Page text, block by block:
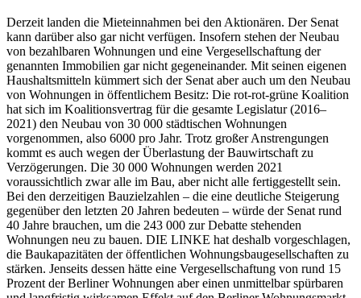
Derzeit landen die Mieteinnahmen bei den Aktionären. Der Senat
kann darüber also gar nicht verfügen. Insofern stehen der Neubau
von bezahlbaren Wohnungen und eine Vergesellschaftung der
genannten Immobilien gar nicht gegeneinander. Mit seinen eigenen
Haushaltsmitteln kümmert sich der Senat aber auch um den Neubau
von Wohnungen in öffentlichem Besitz: Die rot-rot-grüne Koalition
hat sich im Koalitionsvertrag für die gesamte Legislatur (2016–
2021) den Neubau von 30 000 städtischen Wohnungen
vorgenommen, also 6000 pro Jahr. Trotz großer Anstrengungen
kommt es auch wegen der Überlastung der Bauwirtschaft zu
Verzögerungen. Die 30 000 Wohnungen werden 2021
voraussichtlich zwar alle im Bau, aber nicht alle fertiggestellt sein.
Bei den derzeitigen Bauzielzahlen – die eine deutliche Steigerung
gegenüber den letzten 20 Jahren bedeuten – würde der Senat rund
40 Jahre brauchen, um die 243 000 zur Debatte stehenden
Wohnungen neu zu bauen. DIE LINKE hat deshalb vorgeschlagen,
die Baukapazitäten der öffentlichen Wohnungsbaugesellschaften zu
stärken. Jenseits dessen hätte eine Vergesellschaftung von rund 15
Prozent der Berliner Wohnungen aber einen unmittelbar spürbaren